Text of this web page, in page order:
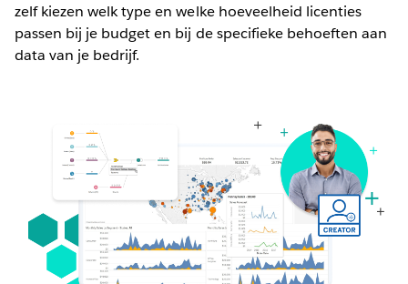
zelf kiezen welk type en welke hoeveelheid licenties
passen bij je budget en bij de specifieke behoeften aan
data van je bedrijf.